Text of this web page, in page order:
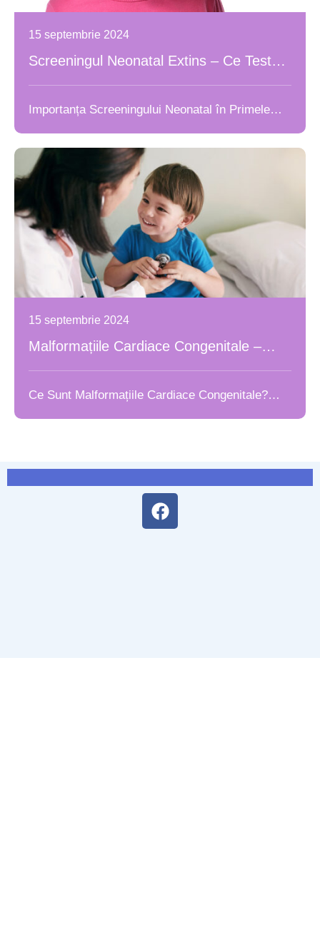
15 septembrie 2024
Screeningul Neonatal Extins – Ce Teste
Importanța Screeningului Neonatal în Primele
15 septembrie 2024
Malformațiile Cardiace Congenitale –
Ce Sunt Malformațiile Cardiace Congenitale?